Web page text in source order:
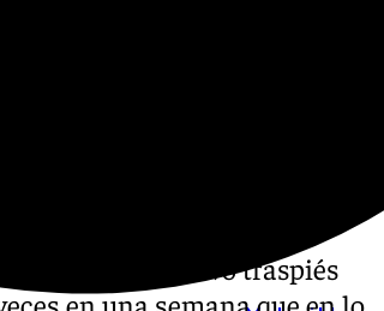
supone un nuevo traspiés
en una semana que en lo